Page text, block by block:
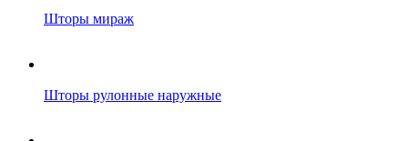
Шторы мираж
Шторы рулонные наружные